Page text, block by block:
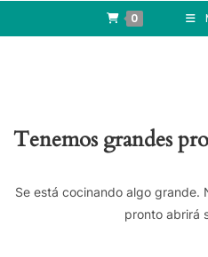
0
Tenemos grandes
Se está cocinando algo grande.
pronto abrirá